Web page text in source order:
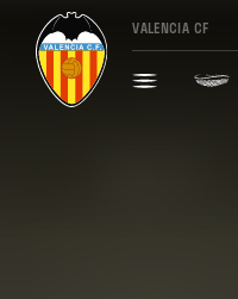
VALENCIA CF